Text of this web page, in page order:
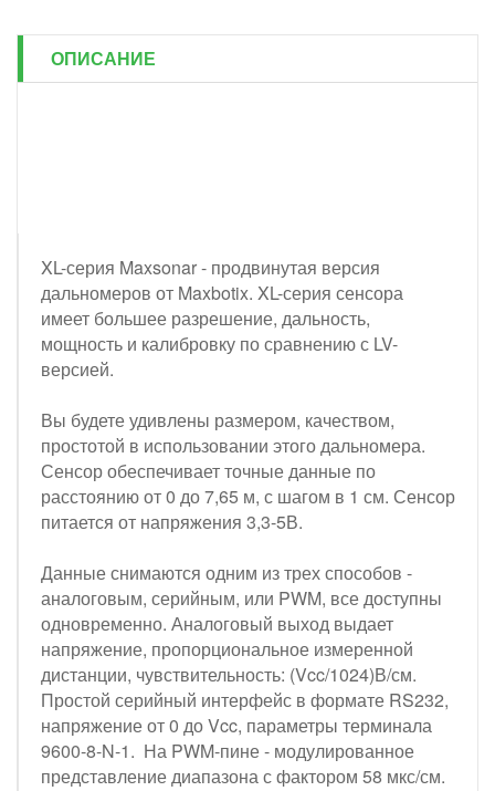
ОПИСАНИЕ
XL-серия Maxsonar - продвинутая версия
дальномеров от Maxbotix. XL-серия сенсора
имеет большее разрешение, дальность,
мощность и калибровку по сравнению с LV-
версией.
Вы будете удивлены размером, качеством,
простотой в использовании этого дальномера.
Сенсор обеспечивает точные данные по
расстоянию от 0 до 7,65 м, с шагом в 1 см. Сенсор
питается от напряжения 3,3-5В.
Данные снимаются одним из трех способов -
аналоговым, серийным, или PWM, все доступны
одновременно. Аналоговый выход выдает
напряжение, пропорциональное измеренной
дистанции, чувствительность: (Vcc/1024)В/см.
Простой серийный интерфейс в формате RS232,
напряжение от 0 до Vcc, параметры терминала
9600-8-N-1. На PWM-пине - модулированное
представление диапазона с фактором 58 мкс/см.